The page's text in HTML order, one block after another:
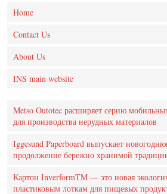
Home
Contact Us
About Us
INS main website
Metso Outotec расширяет серию
для производства нерудных материалов
Iggesund Paperboard выпускает
продолжение бережно хранимой
Картон InverformTM — это новая
пластиковым лоткам для пищевых